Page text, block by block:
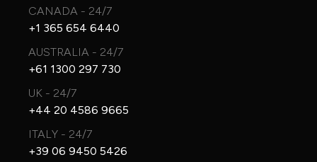
CANADA - 24/7
+1 365 654 6440
AUSTRALIA - 24/7
+61 1300 297 730
UK - 24/7
+44 20 4586 9665
ITALY - 24/7
+39 06 9450 5426